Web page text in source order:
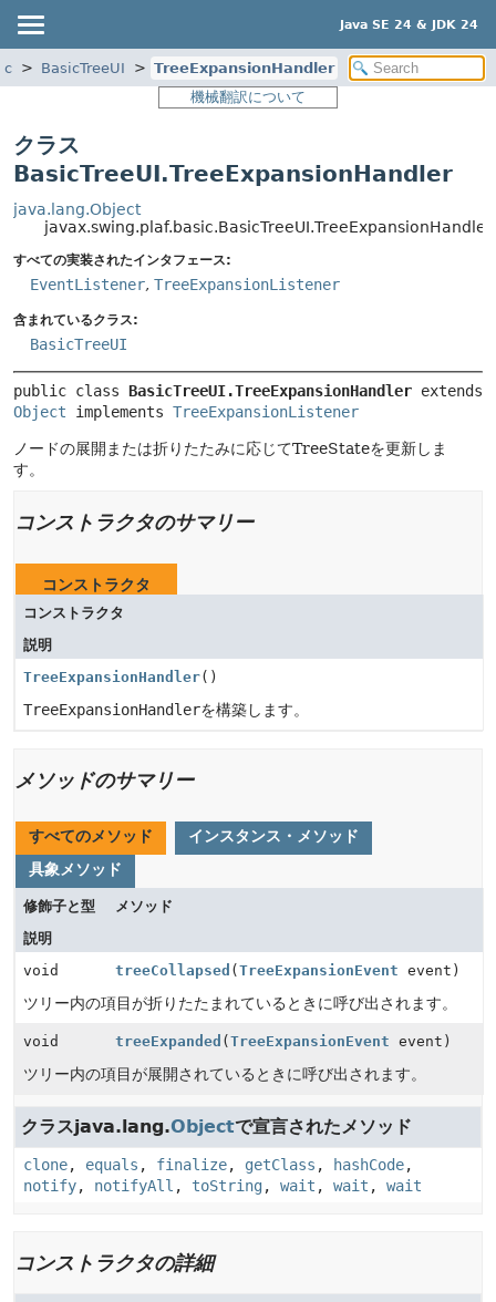
Java SE 24 & JDK 24
BasicTreeUI
TreeExpansionHandler
機械翻訳について
クラス
BasicTreeUI.TreeExpansionHandler
java.lang.Object
javax.swing.plaf.basic.BasicTreeUI.TreeExpansionHandler
すべての実装されたインタフェース:
EventListener, TreeExpansionListener
含まれているクラス:
BasicTreeUI
public class BasicTreeUI.TreeExpansionHandler
Object implements TreeExpansionListener
ノードの展開または折りたたみに応じてTreeStateを更新しま
す。
コンストラクタのサマリー
コンストラクタ
コンストラクタ
説明
TreeExpansionHandler()
TreeExpansionHandlerを構築します。
メソッドのサマリー
すべてのメソッド
インスタンス・メソッド
具象メソッド
修飾子と型
メソッド
説明
void
treeCollapsed ( TreeExpansionEvent event)
ツリー内の項目が折りたたまれているときに呼び出されます。
void treeExpanded ( TreeExpansionEvent event)
ツリー内の項目が展開されているときに呼び出されます。
クラスjava.lang.Objectで宣言されたメソッド
clone, equals , finalize, getClass , hashCode,
notify, notifyAll , toString, wait , wait , wait
コンストラクタの詳細